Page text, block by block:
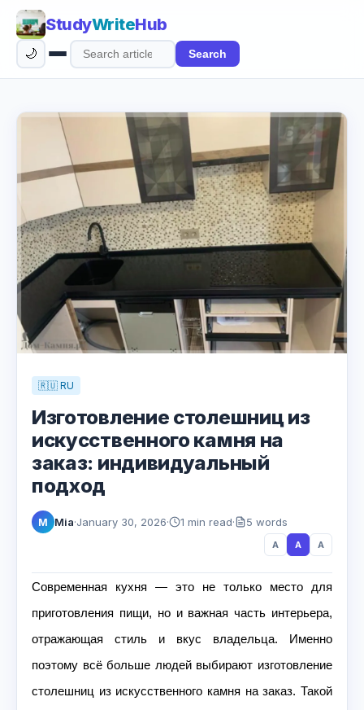
StudyWriteHub
Search
articles
Search
🌙
🇷🇺 RU
Изготовление столешниц из
искусственного камня на
заказ: индивидуальный
подход
M Mia·January 30, 2026· 1 min read· 5 words
A A A
Современная кухня — это не только место для
приготовления пищи, но и важная часть интерьера,
отражающая стиль и вкус владельца. Именно
поэтому всё больше людей выбирают изготовление
столешниц из искусственного камня на заказ. Такой